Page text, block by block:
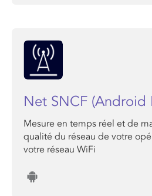
Net SNCF (Android
Mesure en temps réel et de
qualité du réseau de votre
votre réseau WiFi